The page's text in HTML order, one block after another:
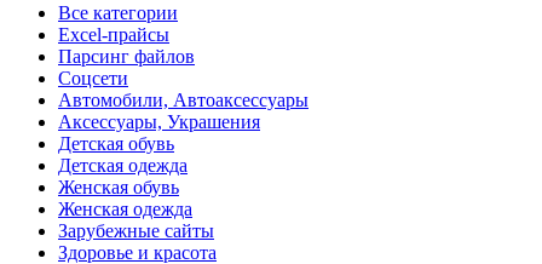
Все категории
Excel-прайсы
Парсинг файлов
Соцсети
Автомобили, Автоаксессуары
Аксессуары, Украшения
Детская обувь
Детская одежда
Женская обувь
Женская одежда
Зарубежные сайты
Здоровье и красота